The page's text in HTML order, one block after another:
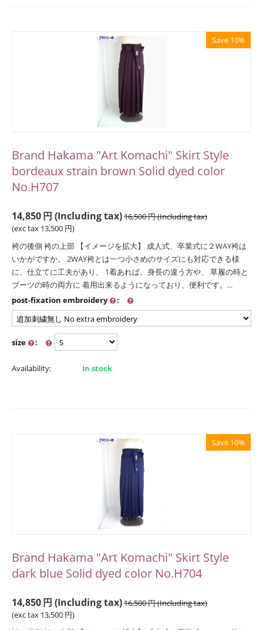
Save 10%
Brand Hakama "Art Komachi" Skirt Style
bordeaux strain brown Solid dyed color
No.H707
14,850円 (Including tax)16,500円(Including tax)
(exc tax 13,500 円)
袴の後側 袴の上部 【イメージを拡大】 成人式、卒業式に２WAY袴は
いかがですか。 2WAY袴とは一つ小さめのサイズにも対応できる様
に、仕立てに工夫があり、 1着あれば、身長の違う方や、 草履の時と
ブーツの時の両方に 着用出来るようになっており、便利です。...
post-fixation embroidery
:
size :
Availability: In stock
Save 10%
Brand Hakama "Art Komachi" Skirt Style
dark blue Solid dyed color No.H704
14,850円 (Including tax)16,500円(Including tax)
(exc tax 13,500 円)